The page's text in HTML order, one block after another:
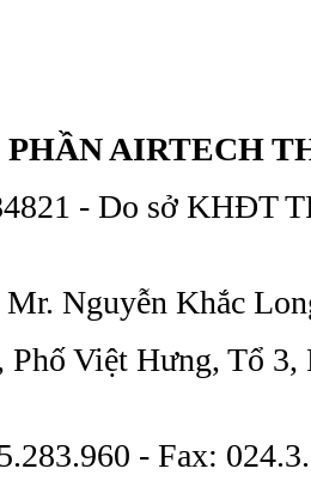
PHẦN AIRTECH
- Do sở KHĐT
Nguyễn Khắc
Phố Việt Hưng, Tổ
- Fax: